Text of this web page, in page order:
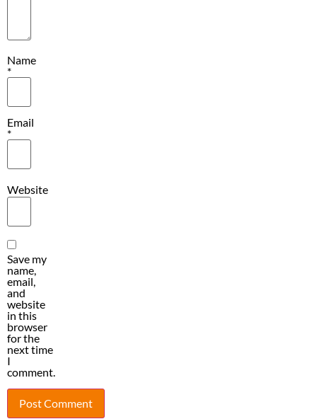
Name
*
Email
*
Website
Save my
name,
email,
and
website
in this
browser
for the
next time
I
comment.